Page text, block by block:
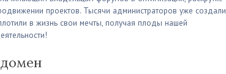
проектов. Тысячи администраторов уже создали
в жизнь свои мечты, получая плоды нашей